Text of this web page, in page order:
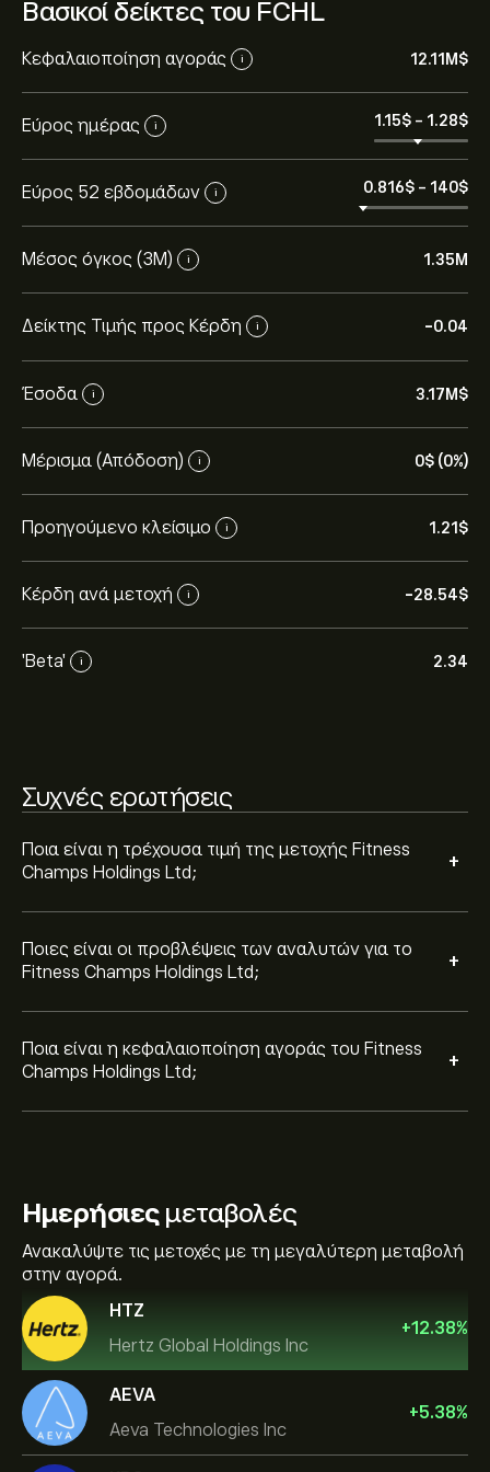
Βασικοί δείκτες του FCHL
Κεφαλαιοποίηση αγοράς i 12.11M‎$‎
Εύρος ημέρας i 1.15‎$‎ - 1.28‎$‎
Εύρος 52 εβδομάδων i 0.816‎$‎ - 140‎$‎
Μέσος όγκος (3Μ) i 1.35M
Δείκτης Τιμής προς Κέρδη i -0.04
Έσοδα i 3.17M‎$‎
Μέρισμα (Απόδοση) i 0‎$‎ (0%)
Προηγούμενο κλείσιμο i 1.21‎$‎
Κέρδη ανά μετοχή i -28.54‎$‎
'Beta' i 2.34
Συχνές ερωτήσεις
Ποια είναι η τρέχουσα τιμή της μετοχής Fitness
Champs Holdings Ltd;
+
Η τρέχουσα τιμή του FCHL είναι 1.21‎$‎.
Ποιες είναι οι προβλέψεις των αναλυτών για το
Fitness Champs Holdings Ltd;
+
Champs Holdings Ltd με βάση τις τάσεις της αγοράς,
μελλοντικές διακυμάνσεις της τιμής.
Ποια είναι η κεφαλαιοποίηση αγοράς του Fitness
Champs Holdings Ltd;
+
Η κεφαλαιοποίηση αγοράς του Fitness Champs
Holdings Ltd είναι 12.11M‎$‎
Ημερήσιεςμεταβολές
Ανακαλύψτε τις μετοχές με τη μεγαλύτερη μεταβολή
στην αγορά.
HTZ
Hertz Global Holdings Inc
+12.38%
AEVA
Aeva Technologies Inc
+5.38%